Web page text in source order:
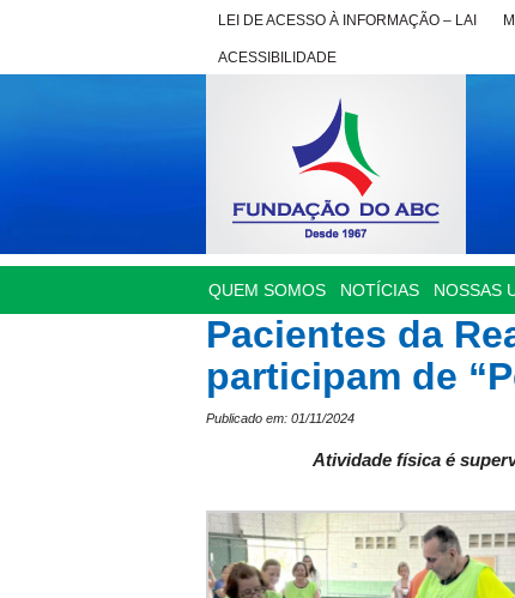
LEI DE ACESSO À INFORMAÇÃO – LAI
ACESSIBILIDADE
QUEM SOMOS NOTÍCIAS NOSSAS
Pacientes da
participam de
Publicado em: 01/11/2024
Atividade física é